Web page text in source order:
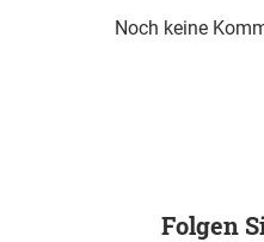
Noch keine
Folgen